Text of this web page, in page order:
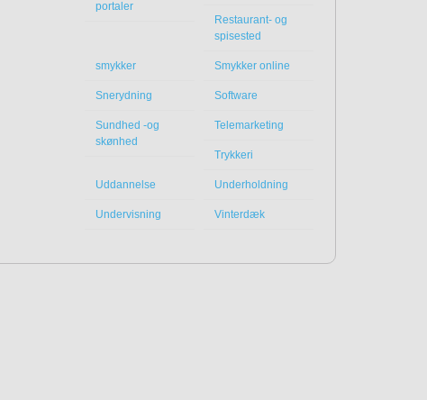
portaler
Restaurant- og
spisested
smykker Smykker online
Snerydning Software
Sundhed -og
skønhed
Telemarketing
Trykkeri
Uddannelse Underholdning
Undervisning Vinterdæk